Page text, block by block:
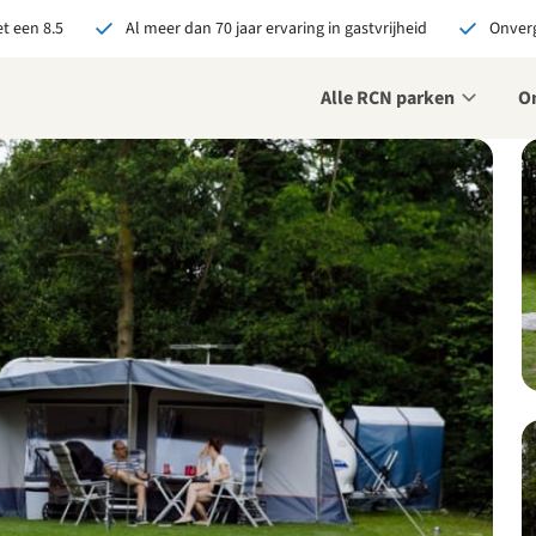
een 8.5 Al meer dan 70 jaar ervaring in gastvrijheid
Alle RCN parken
bij RCN boekt, krijg je:
De beste prijsgarantie
Exclusieve voordelen
Persoonlijk contact
alle voordelen